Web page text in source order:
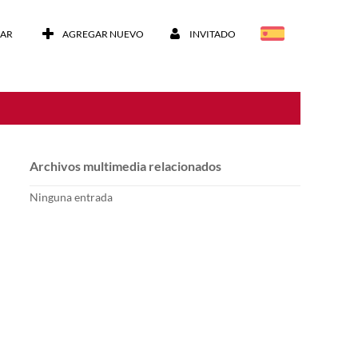
AGREGAR NUEVO INVITADO
Archivos multimedia relacionados
Ninguna entrada